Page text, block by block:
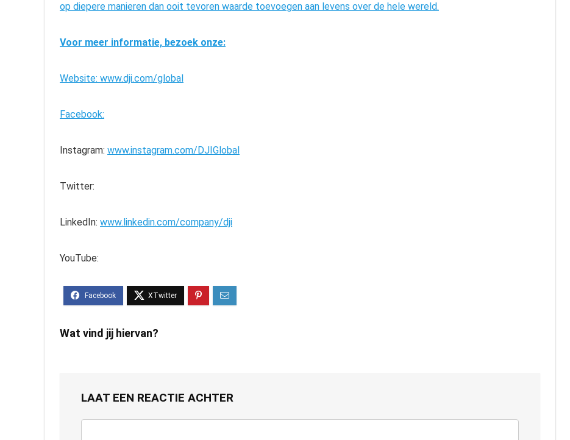
op diepere manieren dan ooit tevoren waarde toevoegen aan levens over de hele wereld.
Voor meer informatie, bezoek onze:
Website: www.dji.com/global
Facebook:
Instagram: www.instagram.com/DJIGlobal
Twitter:
LinkedIn: www.linkedin.com/company/dji
YouTube:
Wat vind jij hiervan?
LAAT EEN REACTIE ACHTER